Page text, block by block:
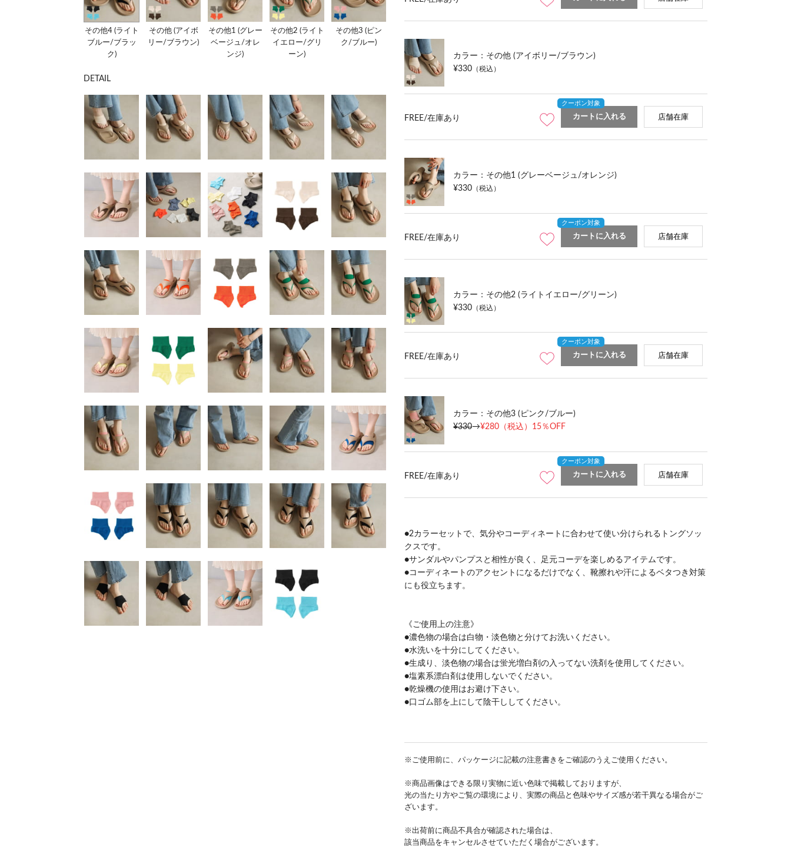
その他4 (ライト
ブルー/ブラッ
ク)
その他 (アイボ
リー/ブラウン)
その他1 (グレー
ベージュ/オレ
ンジ)
その他2 (ライト
イエロー/グリ
ーン)
その他3 (ピン
ク/ブルー)
DETAIL
カラー：その他 (アイボリー/ブラウン)
¥330 （税込）
FREE/在庫あり カートに入れる 店舗在庫
カラー：その他1 (グレーベージュ/オレンジ)
¥330 （税込）
FREE/在庫あり カートに入れる 店舗在庫
カラー：その他2 (ライトイエロー/グリーン)
¥330 （税込）
FREE/在庫あり カートに入れる 店舗在庫
カラー：その他3 (ピンク/ブルー)
¥330→¥280 （税込）15％OFF
FREE/在庫あり カートに入れる 店舗在庫
●2カラーセットで、気分やコーディネートに合わせて使い分けられるトングソッ
クスです。
●サンダルやパンプスと相性が良く、足元コーデを楽しめるアイテムです。
●コーディネートのアクセントになるだけでなく、靴擦れや汗によるベタつき対策
にも役立ちます。
《ご使用上の注意》
●濃色物の場合は白物・淡色物と分けてお洗いください。
●水洗いを十分にしてください。
●生成り、淡色物の場合は蛍光増白剤の入ってない洗剤を使用してください。
●塩素系漂白剤は使用しないでください。
●乾燥機の使用はお避け下さい。
●口ゴム部を上にして陰干ししてください。
※ご使用前に、パッケージに記載の注意書きをご確認のうえご使用ください。
※商品画像はできる限り実物に近い色味で掲載しておりますが、
光の当たり方やご覧の環境により、実際の商品と色味やサイズ感が若干異なる場合がご
ざいます。
※出荷前に商品不具合が確認された場合は、
該当商品をキャンセルさせていただく場合がございます。